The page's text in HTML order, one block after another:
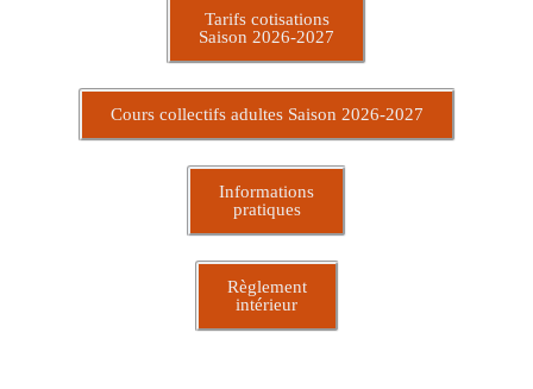
Tarifs cotisations
Saison 2026-2027
Cours collectifs adultes Saison 2026-2027
Informations
pratiques
Règlement
intérieur